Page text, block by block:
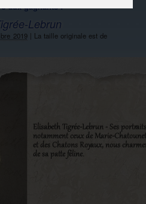
aux gagnants !
Lebrun
2019 | La taille originale est de